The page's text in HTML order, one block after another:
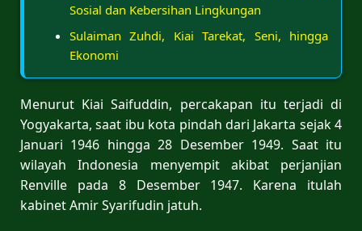
Sosial dan Kebersihan Lingkungan
Sulaiman Zuhdi, Kiai Tarekat, Seni, hingga
Ekonomi
Menurut Kiai Saifuddin, percakapan itu terjadi di
Yogyakarta, saat ibu kota pindah dari Jakarta sejak 4
Januari 1946 hingga 28 Desember 1949. Saat itu
wilayah Indonesia menyempit akibat perjanjian
Renville pada 8 Desember 1947. Karena itulah
kabinet Amir Syarifudin jatuh.